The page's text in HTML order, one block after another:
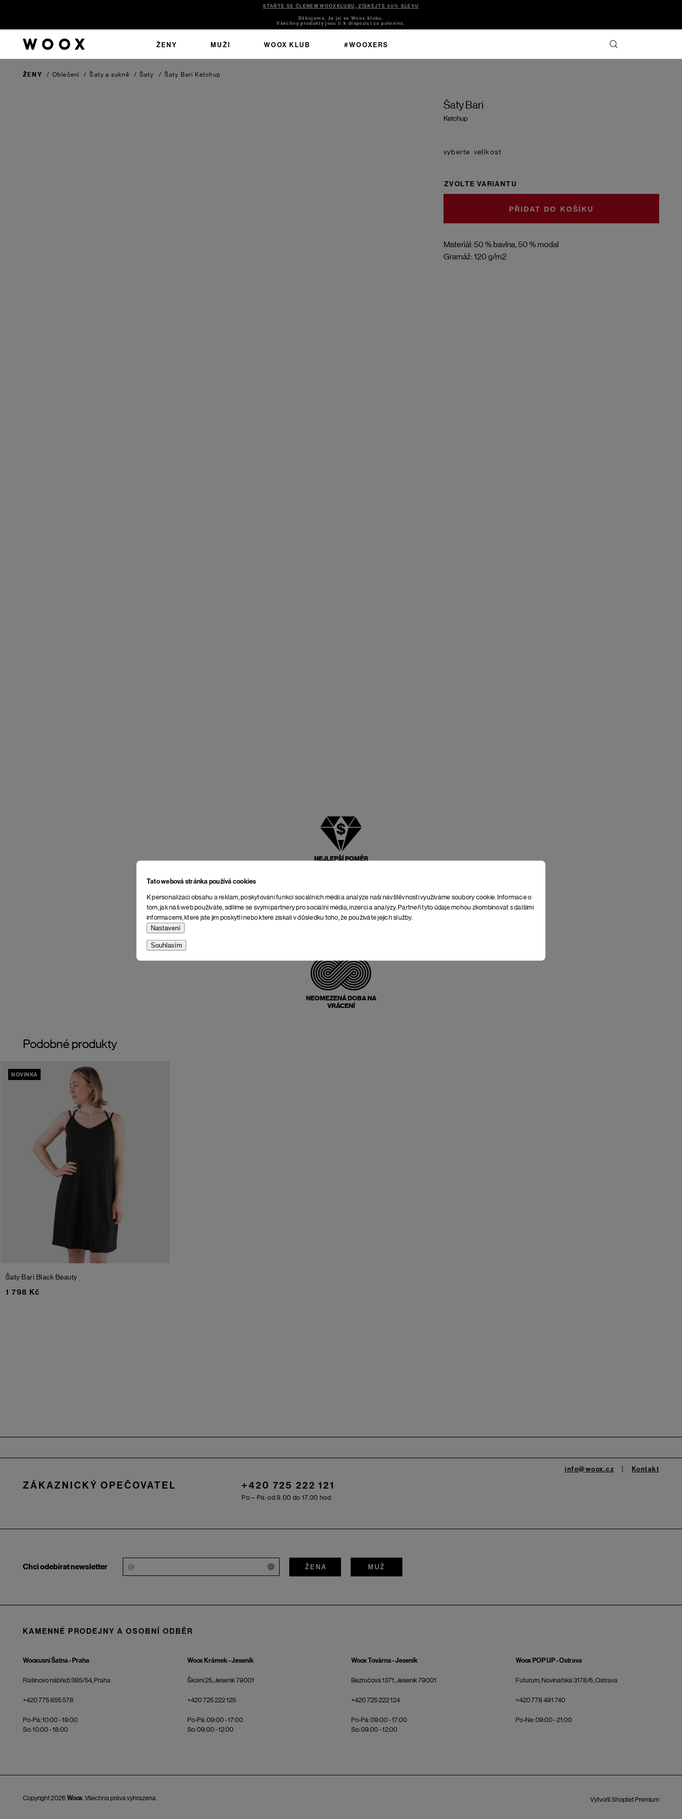
Tato webová stránka používá cookies
K personalizaci obsahu a reklam, poskytování funkcí sociálních médií a analýze naší návštěvnosti využíváme soubory cookie. Informace o
tom, jak náš web používáte, sdílíme se svými partnery pro sociální média, inzerci a analýzy. Partneři tyto údaje mohou zkombinovat s dalšími
informacemi, které jste jim poskytli nebo které získali v důsledku toho, že používáte jejich služby.
Nastavení
Souhlasím
STAŇTE SE ČLENEM WOOXKLUBU, ZÍSKEJTE 50% SLEVU
Děkujeme, že jsi ve Woox klubu.
Všechny produkty jsou ti k dispozici za polovinu.
ŽENY MUŽI WOOX KLUB #WOOXERS
ŽENY / Oblečení / Šaty a sukně / Šaty / Šaty Bari Ketchup
Šaty Bari
Ketchup
Materiál: 50 % bavlna, 50 % modal
Gramáž: 120 g/m2
velikost
ZVOLTE VARIANTU
DO KOŠÍKU
NEJLEPŠÍ POMĚR
NEOMEZENÁ DOBA NA
VRÁCENÍ
Podobné produkty
NOVINKA
Šaty Bari Black Beauty
1 798 Kč
ZÁKAZNICKÝ OPEČOVATEL +420 725 222 121
Po – Pá: od 9.00 do 17.00 hod.
info@woox.cz Kontakt
Chci odebírat newsletter i ŽENA MUŽ
KAMENNÉ PRODEJNY A OSOBNÍ ODBĚR
Wooxusní Šatna - Praha
Rašínovo nábřeží 385/54, Praha
+420 775 855 578
Po-Pá: 10:00 - 19:00
So: 10:00 - 18:00
Woox Krámek - Jeseník
Školní 25, Jeseník 79001
+420 725 222 125
Po-Pá: 09:00 - 17:00
So: 09:00 - 12:00
Woox Továrna - Jeseník
Bezručova 1371, Jeseník 79001
+420 725 222 124
Po-Pá: 09:00 - 17:00
So: 09:00 - 12:00
Woox POP UP - Ostrava
Futurum, Novinářská 3178/6, Ostrava
+420 778 491 740
Po-Ne: 09:00 - 21:00
Vytvořil Shoptet Premium
Copyright 2026 Woox. Všechna práva vyhrazena.